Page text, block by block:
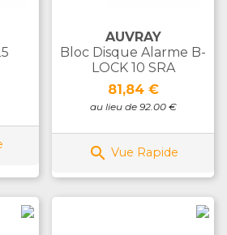
AUVRAY
Bloc Disque Alarme B-
LOCK 10 SRA
Prix
81,84 €
au lieu de 92.00 €
 Vue Rapide